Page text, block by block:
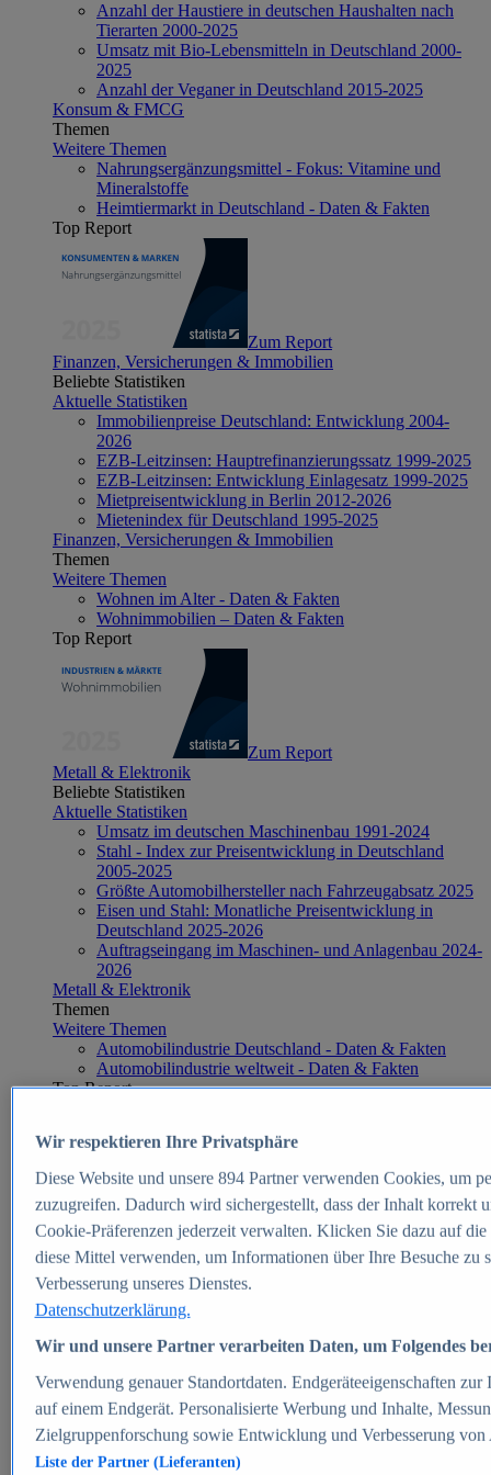
Anzahl der Haustiere in deutschen Haushalten nach
Tierarten 2000-2025
Umsatz mit Bio-Lebensmitteln in Deutschland 2000-
2025
Anzahl der Veganer in Deutschland 2015-2025
Konsum & FMCG
Themen
Weitere Themen
Nahrungsergänzungsmittel - Fokus: Vitamine und
Mineralstoffe
Heimtiermarkt in Deutschland - Daten & Fakten
Top Report
Zum Report
Finanzen, Versicherungen & Immobilien
Beliebte Statistiken
Aktuelle Statistiken
Immobilienpreise Deutschland: Entwicklung 2004-
2026
EZB-Leitzinsen: Hauptrefinanzierungssatz 1999-2025
EZB-Leitzinsen: Entwicklung Einlagesatz 1999-2025
Mietpreisentwicklung in Berlin 2012-2026
Mietenindex für Deutschland 1995-2025
Finanzen, Versicherungen & Immobilien
Themen
Weitere Themen
Wohnen im Alter - Daten & Fakten
Wohnimmobilien – Daten & Fakten
Top Report
Zum Report
Metall & Elektronik
Beliebte Statistiken
Aktuelle Statistiken
Umsatz im deutschen Maschinenbau 1991-2024
Stahl - Index zur Preisentwicklung in Deutschland
2005-2025
Größte Automobilhersteller nach Fahrzeugabsatz 2025
Eisen und Stahl: Monatliche Preisentwicklung in
Deutschland 2025-2026
Auftragseingang im Maschinen- und Anlagenbau 2024-
2026
Metall & Elektronik
Themen
Weitere Themen
Automobilindustrie Deutschland - Daten & Fakten
Automobilindustrie weltweit - Daten & Fakten
Top Report
Zum Report
E-commerce
Beliebte Statistiken
Aktuelle Statistiken
E-Commerce - Entwicklung des Umsatzes in
Deutschland 1999-2025
Umsatz von Amazon in Deutschland und weltweit
2010-2025
B2C-E-Commerce: Top-50 Online Shops in
Deutschland 2024
Marktanteile von Online-Zahlungsverfahren in
Deutschland 2024
Umsatzstarke Warengruppen im Online-Handel in
Deutschland 2023-2025
Wir respektieren Ihre Privatsphäre
Diese Website und unsere 894Partner verwenden Cookies, um
zuzugreifen. Dadurch wird sichergestellt, dass der Inhalt korrekt
Cookie-Präferenzen jederzeit verwalten. Klicken Sie dazu auf
diese Mittel verwenden, um Informationen über Ihre Besuche
Verbesserung unseres Dienstes.
Datenschutzerklärung.
Wir und unsere Partner verarbeiten Daten, um Folgendes
Verwendung genauer Standortdaten. Endgeräteeigenschaften
auf einem Endgerät. Personalisierte Werbung und Inhalte,
Zielgruppenforschung sowie Entwicklung und Verbesserung von
Liste der Partner (Lieferanten)